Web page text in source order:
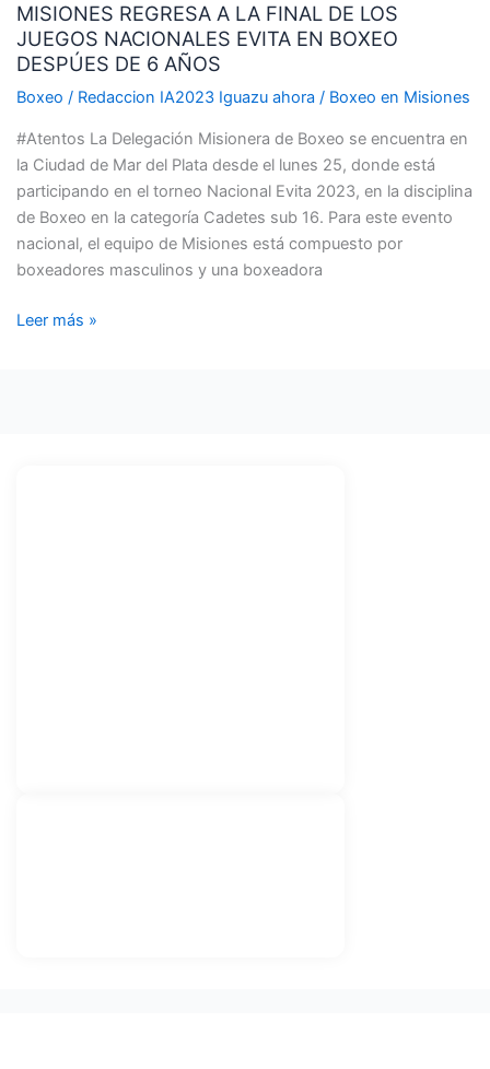
MISIONES REGRESA A LA FINAL DE LOS
JUEGOS NACIONALES EVITA EN BOXEO
DESPÚES DE 6 AÑOS
Boxeo / Redaccion IA2023 Iguazu ahora / Boxeo en Misiones
#Atentos La Delegación Misionera de Boxeo se encuentra en
la Ciudad de Mar del Plata desde el lunes 25, donde está
participando en el torneo Nacional Evita 2023, en la disciplina
de Boxeo en la categoría Cadetes sub 16. Para este evento
nacional, el equipo de Misiones está compuesto por
boxeadores masculinos y una boxeadora
EN
BOXEO
DESPÚES
DE
AÑOS
Leer más »